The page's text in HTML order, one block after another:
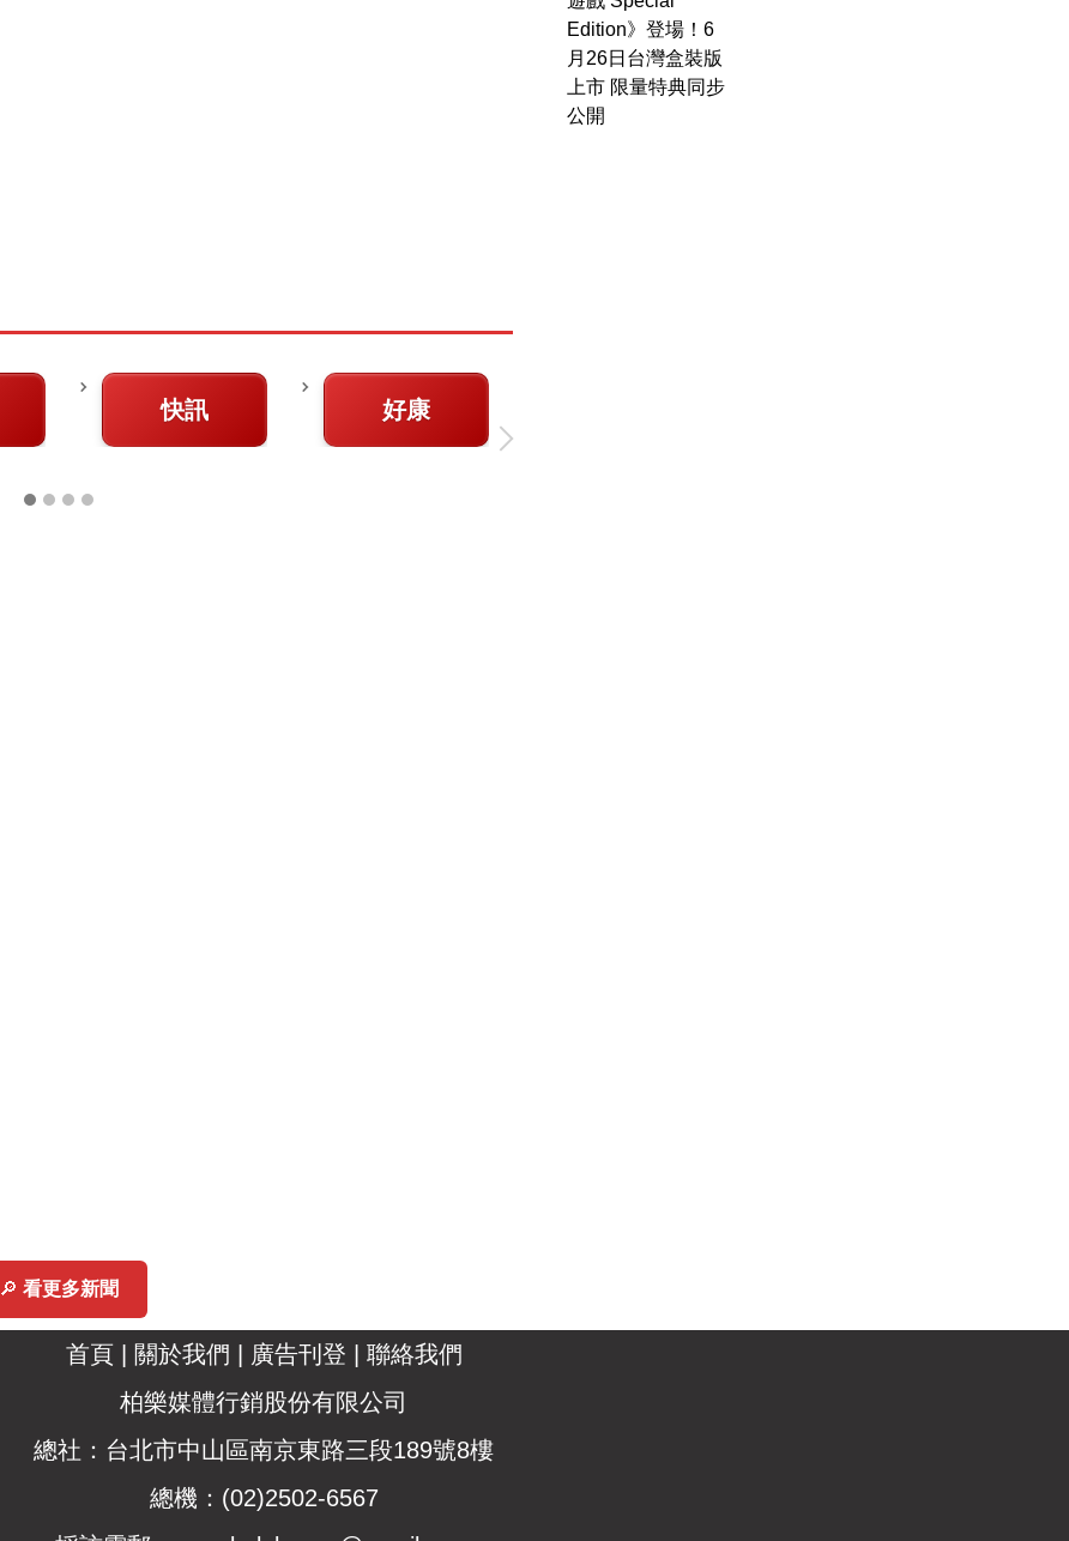
快訊 好康
🔎 看更多新聞
Edition》登場！6
月26日台灣盒裝版
上市 限量特典同步
公開
首頁 關於我們 廣告刊登
聯絡我們
柏樂媒體行銷股份有限公司
總社：台北市中山區南京東路三段189號8樓
總機：(02)2502-6567